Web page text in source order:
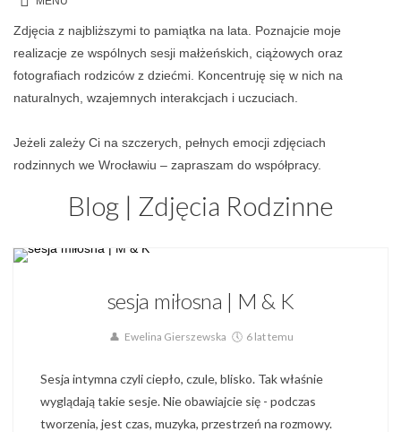
Zdjęcia z najbliższymi to pamiątka na lata. Poznajcie moje
realizacje ze wspólnych sesji małżeńskich, ciążowych oraz
fotografiach rodziców z dziećmi. Koncentruję się w nich na
naturalnych, wzajemnych interakcjach i uczuciach.
Jeżeli zależy Ci na szczerych, pełnych emocji zdjęciach
rodzinnych we Wrocławiu – zapraszam do współpracy.
Blog | Zdjęcia Rodzinne
sesja miłosna | M & K
Ewelina Gierszewska 6 lat temu
Sesja intymna czyli ciepło, czule, blisko. Tak właśnie
wyglądają takie sesje. Nie obawiajcie się - podczas
tworzenia, jest czas, muzyka, przestrzeń na rozmowy.